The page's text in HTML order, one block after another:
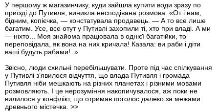
У першому ж магазинчику, куди зайшла купити води зразу по
приїздi до Путивля, виникла несподівана розмова. «От і нам,
бідним, копієчка, — констатувала продавець. — А то все лише
багатим. Усе, все отут у Путивлі захопили ті, хто при владі. А ми
— ніхто... Моя знайома працювала в однієї багатійки, то
переповідала, як вона на них кричала! Казала: ви раби і діти
ваші будуть рабами!..»
Звісно, люди схильні перебільшувати. Проте під час спілкування
у Путивлі з’явилося відчуття, що влада Путивля і громада
Путивля ніби мешкають на різних планетах і різними мовами
розмовляють. І це нерозуміння накопичувалося, аж поки не
вилилося у конфлікт, що отримав поголос далеко за межами
древнього містечка. >>